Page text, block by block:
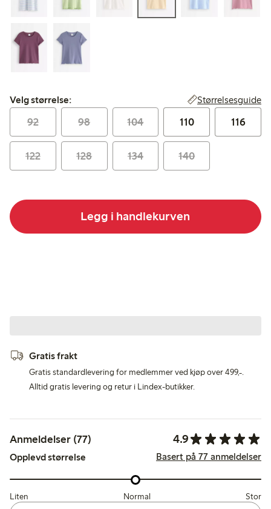
Velg størrelse:
Velg størrelse: Størrelsesguide
92 98 104 110 116
122 128 134 140
Legg i handlekurven
Gratis frakt
Gratis standardlevering for medlemmer ved kjøp over 499,-.
Alltid gratis levering og retur i Lindex-butikker.
Anmeldelser (77) 4.9
Opplevd størrelse Basert på 77 anmeldelser
Liten Normal Stor